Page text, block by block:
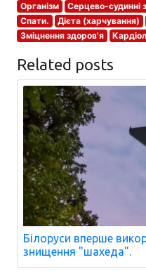
Організм Серцево-судинні
Спати.
Дієта (харчування)
Зміцнення здоров'я
Related posts
Білоруси вперше
знищення "шахеда".